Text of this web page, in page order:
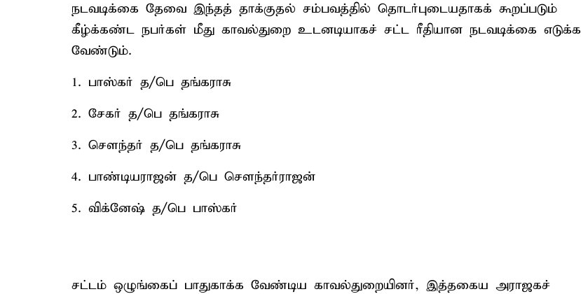
நடவடிக்கை தேவை இந்தத் தாக்குதல் சம்பவத்தில் தொடர்புடையதாகக் கூறப்படும்
கீழ்க்கண்ட நபர்கள் மீது காவல்துறை உடனடியாகச் சட்ட ரீதியான நடவடிக்கை எடுக்க
வேண்டும்.
1. பாஸ்கர் த/பெ தங்கராசு
2. சேகர் த/பெ தங்கராசு
3. சௌந்தர் த/பெ தங்கராசு
4. பாண்டியராஜன் த/பெ சௌந்தர்ராஜன்
5. விக்னேஷ் த/பெ பாஸ்கர்
சட்டம் ஒழுங்கைப் பாதுகாக்க வேண்டிய காவல்துறையினர், இத்தகைய அராஜகச்